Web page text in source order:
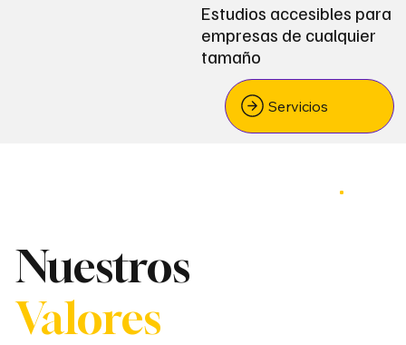
Estudios accesibles para
empresas de cualquier
tamaño
Servicios
Nuestros
Valores